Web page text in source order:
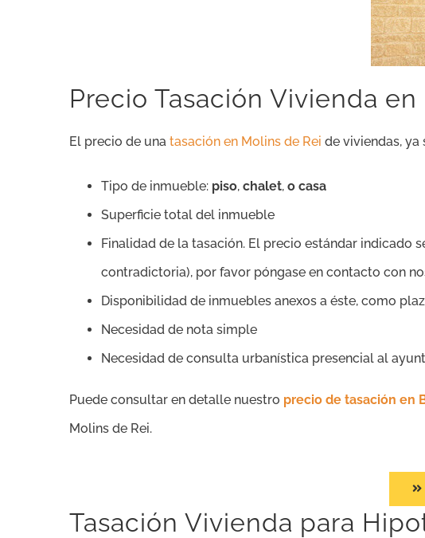
Precio Tasación Vivienda
El precio de una tasación en Molins de Rei de viviendas, ya
Tipo de inmueble: piso, chalet, o casa
Superficie total del inmueble
Finalidad de la tasación. El precio estándar indicado
contradictoria), por favor póngase en contacto con
Disponibilidad de inmuebles anexos a éste, como
Necesidad de nota simple
Necesidad de consulta urbanística presencial al
Puede consultar en detalle nuestro precio de tasación en
Molins de Rei.
Tasación Vivienda para